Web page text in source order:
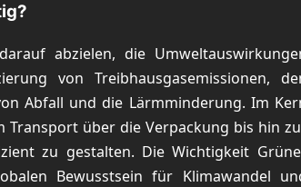
abzielen, die
von Treibhausgasemissionen,
Abfall und die Lärmminderung. Im
Transport über die Verpackung bis hin
zu gestalten. Die Wichtigkeit
Bewusstsein für Klimawandel